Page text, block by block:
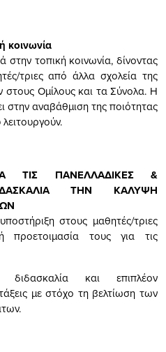
κοινωνία
στην τοπική κοινωνία, δίνοντας
τριες από άλλα σχολεία της
στους Ομίλους και τα Σύνολα. Η
στην αναβάθμιση της ποιότητας
ΤΙΣ ΠΑΝΕΛΛΑΔΙΚΕΣ &
ΤΗΝ ΚΑΛΥΨΗ
στους μαθητές/τριες
προετοιμασία τους για τις
διδασκαλία και επιπλέον
με στόχο τη βελτίωση των